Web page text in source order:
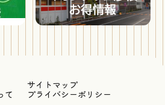
サイトマップ
て
プライバシーポリシー